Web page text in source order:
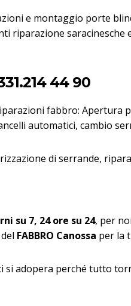
e montaggio porte
riparazione
44 90
fabbro:
automatici, cambio
di serrande,
su 7, 24 ore su 24, per
FABBRO Canossa per la
si adopera perché tutto